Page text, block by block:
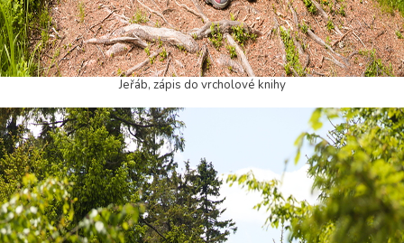
Jeřáb, zápis do vrcholové knihy